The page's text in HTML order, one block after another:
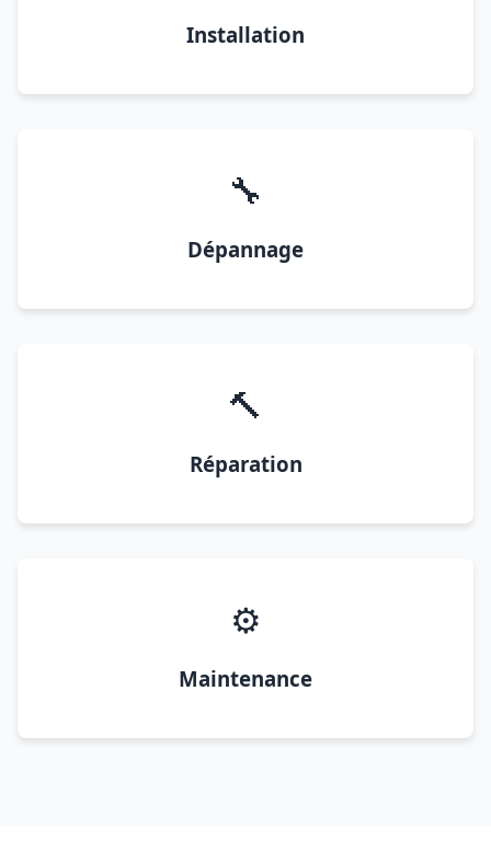
Installation
🔧
Dépannage
🔨
Réparation
⚙️
Maintenance